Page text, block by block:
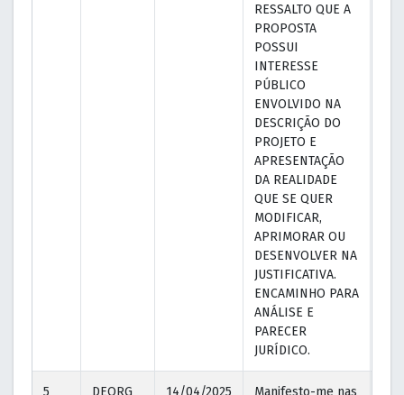
RESSALTO QUE A
PROPOSTA
POSSUI
INTERESSE
PÚBLICO
ENVOLVIDO NA
DESCRIÇÃO DO
PROJETO E
APRESENTAÇÃO
DA REALIDADE
QUE SE QUER
MODIFICAR,
APRIMORAR OU
DESENVOLVER NA
JUSTIFICATIVA.
ENCAMINHO PARA
ANÁLISE E
PARECER
JURÍDICO.
5 DEORG
14/04/2025
Manifesto-me nas